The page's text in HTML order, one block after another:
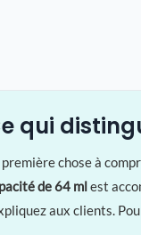
qui
première chose à
de 64 mlest
aux clients.